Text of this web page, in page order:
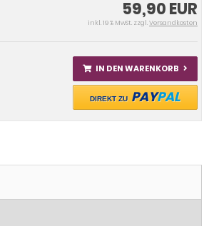
59,90 EUR
inkl. 19 % MwSt. zzgl.Versandkosten
IN DEN WARENKORB
DIREKT ZU PAYPAL